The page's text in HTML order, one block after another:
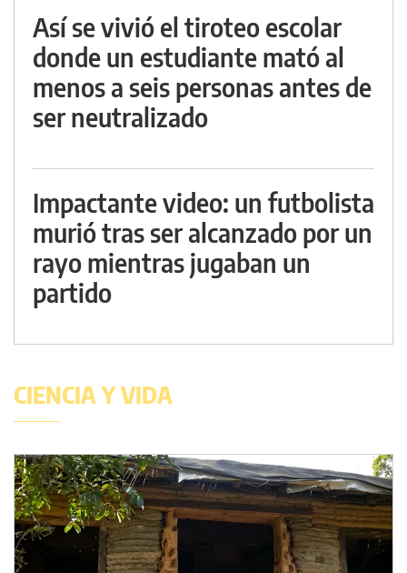
Así se vivió el tiroteo escolar
donde un estudiante mató al
menos a seis personas antes de
ser neutralizado
Impactante video: un futbolista
murió tras ser alcanzado por un
rayo mientras jugaban un
partido
CIENCIA Y VIDA